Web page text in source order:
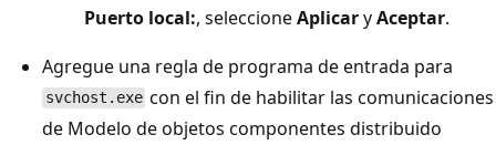
Puerto local:, seleccioneAplicaryAceptar.
Agregue una regla de programa de entrada para
svchost.exe con el fin de habilitar las comunicaciones
de Modelo de objetos componentes distribuido